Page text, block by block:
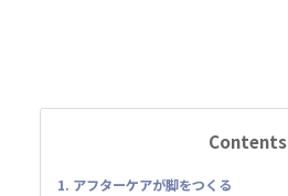
Contents
1. アフターケアが脚をつくる